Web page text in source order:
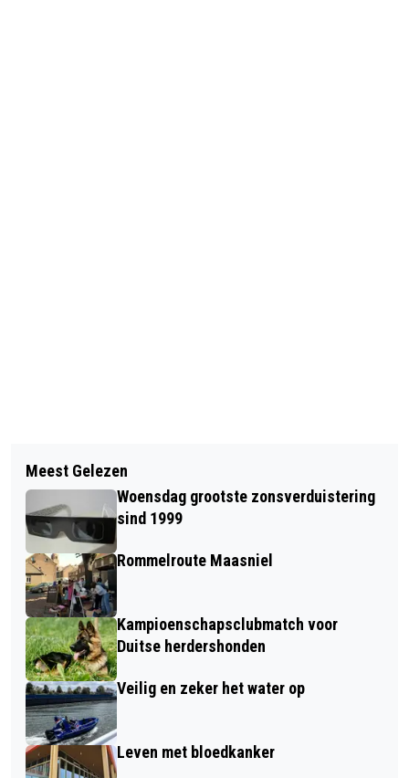
24 UUR NURBURGRING, 12.00-15.00
UUR: DOMPER VOOR #3 VERSTAPPEN
RACING
ZÉGK UT MIT BLOME VAN ÖMER - GÉ
SILLEN RUIM EEN KWART EEUW
HAVENMEESTER.
Meest Gelezen
Woensdag grootste zonsverduistering
sind 1999
Rommelroute Maasniel
Kampioenschapsclubmatch voor
Duitse herdershonden
Veilig en zeker het water op
Leven met bloedkanker